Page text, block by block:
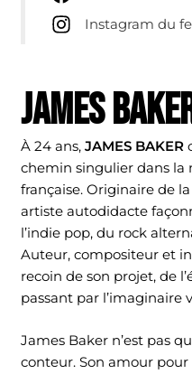
Instagram du
JAMES
À 24 ans, JAMES BAKER
chemin singulier dans la
française. Originaire de
artiste autodidacte
l’indie pop, du rock
Auteur, compositeur et
recoin de son projet, de
passant par l’imaginaire
James Baker n’est pas
conteur. Son amour